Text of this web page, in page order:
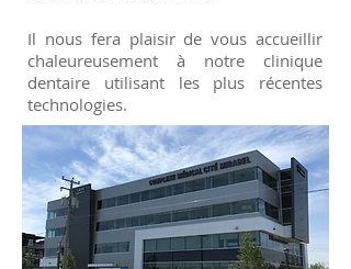
Il nous fera plaisir de vous accueillir
chaleureusement à notre clinique
dentaire utilisant les plus récentes
technologies.